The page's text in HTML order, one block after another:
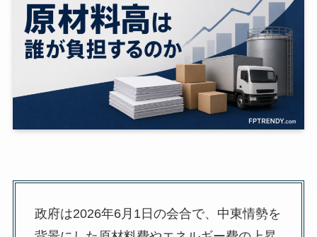
政府は2026年6月1日の会合で、中東情勢を